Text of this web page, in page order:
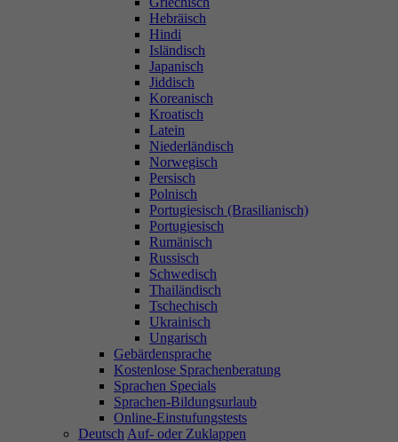
Hebräisch
Hindi
Isländisch
Japanisch
Jiddisch
Koreanisch
Kroatisch
Latein
Niederländisch
Norwegisch
Persisch
Polnisch
Portugiesisch (Brasilianisch)
Portugiesisch
Rumänisch
Russisch
Schwedisch
Thailändisch
Tschechisch
Ukrainisch
Ungarisch
Gebärdensprache
Kostenlose Sprachenberatung
Sprachen Specials
Sprachen-Bildungsurlaub
Online-Einstufungstests
Deutsch Auf- oder Zuklappen